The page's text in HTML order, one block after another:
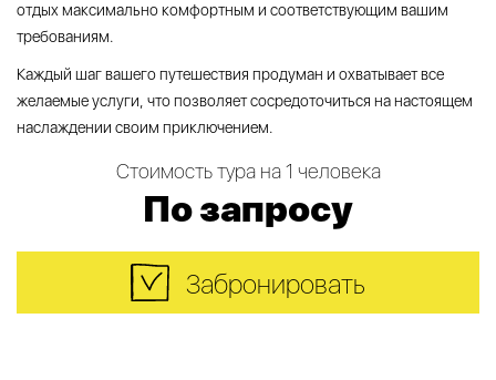
отдых максимально комфортным и соответствующим вашим
требованиям.
Каждый шаг вашего путешествия продуман и охватывает все
желаемые услуги, что позволяет сосредоточиться на настоящем
наслаждении своим приключением.
Стоимость тура на 1 человека
По запросу
Забронировать